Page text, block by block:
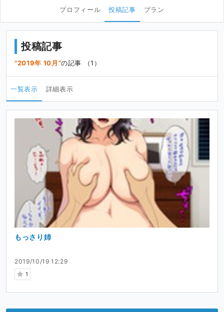
プロフィール 投稿記事 プラン
投稿記事
2019年 10月 の記事 （1）
一覧表示 詳細表示
2019/10/19 12:29
1
もっさり姉